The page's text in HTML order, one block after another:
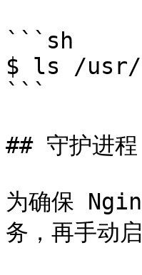
```sh
$ ls /usr/
```
## 守护进程
为确保
务，再手动